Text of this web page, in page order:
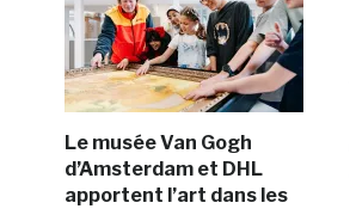
Le musée Van Gogh
d’Amsterdam et DHL
apportent l’art dans les